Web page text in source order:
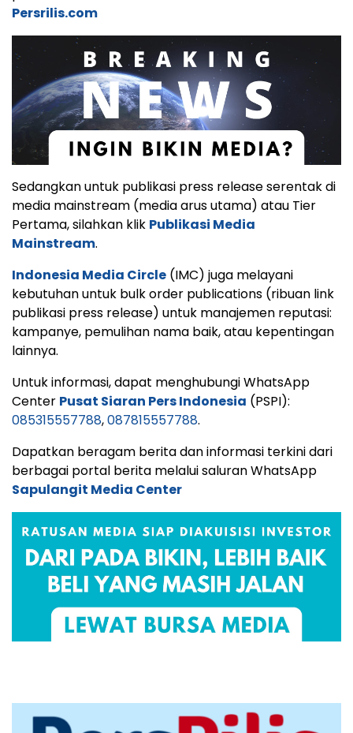
Persrilis.com
Sedangkan untuk publikasi press release serentak di
media mainstream (media arus utama) atau Tier
Pertama, silahkan klik Publikasi Media
Mainstream.
Indonesia Media Circle (IMC) juga melayani
kebutuhan untuk bulk order publications (ribuan link
publikasi press release) untuk manajemen reputasi:
kampanye, pemulihan nama baik, atau kepentingan
lainnya.
Untuk informasi, dapat menghubungi WhatsApp
Center Pusat Siaran Pers Indonesia (PSPI):
085315557788,087815557788.
Dapatkan beragam berita dan informasi terkini dari
berbagai portal berita melalui saluran WhatsApp
Sapulangit Media Center